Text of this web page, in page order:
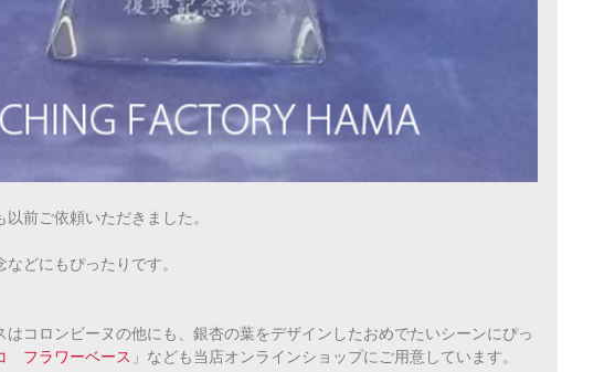
前ご依頼いただきました。
どにもぴったりです。
コロンビーヌの他にも、銀杏の葉をデザインしたおめでたいシーンにぴっ
　フラワーベース 」なども当店オンラインショップにご用意しています。